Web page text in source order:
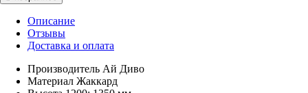
Описание
Отзывы
Доставка и оплата
Производитель Ай Диво
Материал Жаккард